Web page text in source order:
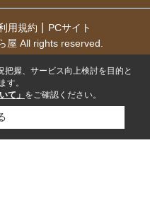
用規約
PCサイト
屋 All rights reserved.
握、サービス向上検討を目的と
す。
て」 をご確認ください。